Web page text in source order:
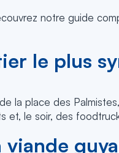
notre guide
le plus
la place des
et, le soir, des